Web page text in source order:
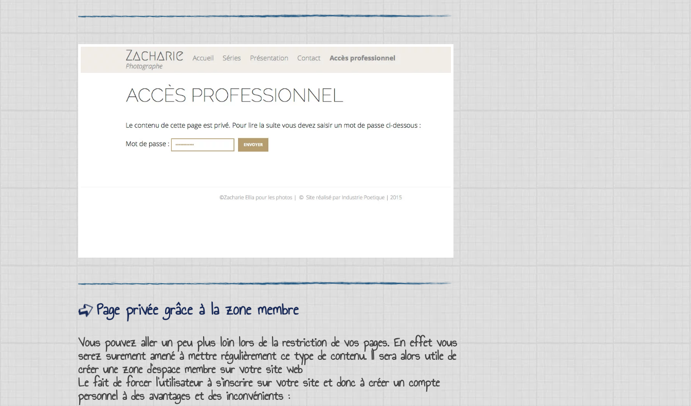
Page privée grâce à la zone membre
Vous pouvez aller un peu plus loin lors de la restriction de vos pages. En effet vous
serez surement amené à mettre régulièrement ce type de contenu. Il sera alors utile de
créer une zone d’espace membresur votre site web
Le fait de forcer l’utilisateurà s’inscriresur votre site et donc à créer un compte
personnel à des avantages et des inconvénients :